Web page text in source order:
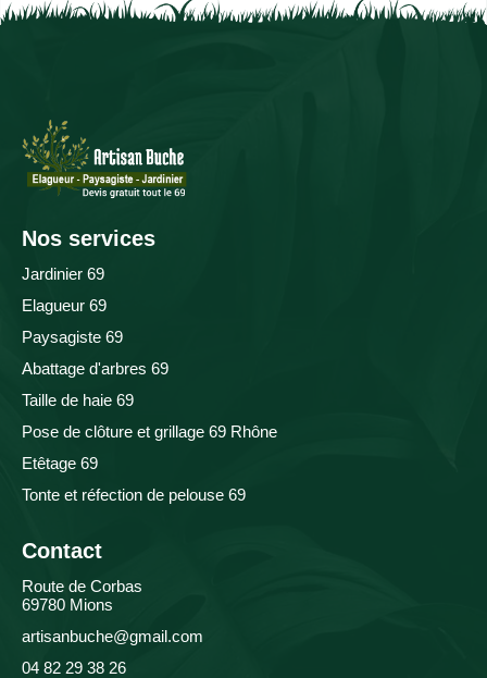
Nos services
Jardinier 69
Elagueur 69
Paysagiste 69
Abattage d'arbres 69
Taille de haie 69
Pose de clôture et grillage 69 Rhône
Etêtage 69
Tonte et réfection de pelouse 69
Contact
Route de Corbas
69780 Mions
artisanbuche@gmail.com
04 82 29 38 26